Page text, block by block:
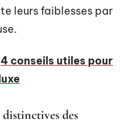
leurs faiblesses par
4 conseils utiles pour
des